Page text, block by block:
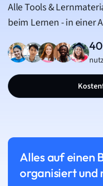
Alle Tools &
beim Lernen - in einer
Alles auf einen
organisiert und